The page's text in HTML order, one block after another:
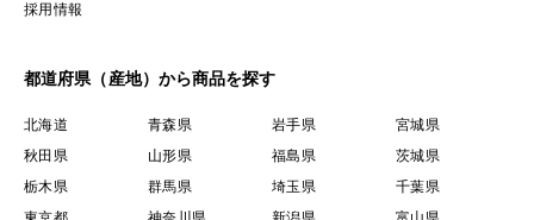
採用情報
都道府県（産地）から商品を探す
北海道 青森県 岩手県
宮城県
秋田県
山形県 福島県
茨城県
栃木県
群馬県 埼玉県
千葉県